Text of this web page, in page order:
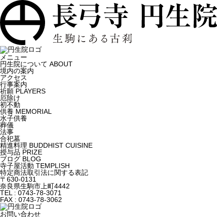
メニュー
円生院について ABOUT
境内の案内
アクセス
行事案内
祈願 PLAYERS
厄除け
初不動
供養 MEMORIAL
水子供養
葬儀
法事
合祀墓
精進料理 BUDDHIST CUISINE
授与品 PRIZE
ブログ BLOG
寺子屋活動 TEMPLISH
特定商法取引法に関する表記
〒630-0131
奈良県生駒市上町4442
TEL : 0743-78-3071
FAX : 0743-78-3062
お問い合わせ